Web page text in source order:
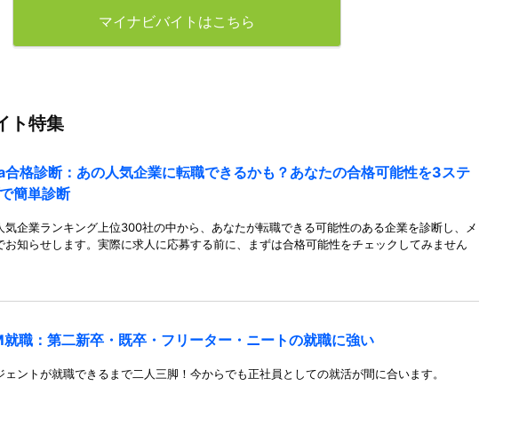
マイナビバイトはこちら
ト特集
格診断：あの人気企業に転職できるかも？あなたの合格可能性を3ステ
簡単診断
気企業ランキング上位300社の中から、あなたが転職できる可能性のある企業を診断し、メ
お知らせします。実際に求人に応募する前に、まずは合格可能性をチェックしてみません
職：第二新卒・既卒・フリーター・ニートの就職に強い
ェントが就職できるまで二人三脚！今からでも正社員としての就活が間に合います。